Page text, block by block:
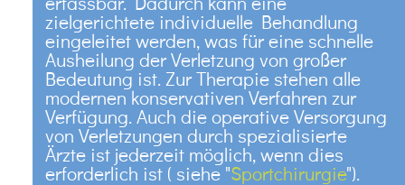
erfassbar. Dadurch kann eine
zielgerichtete individuelle Behandlung
eingeleitet werden, was für eine schnelle
Ausheilung der Verletzung von großer
Bedeutung ist. Zur Therapie stehen alle
modernen konservativen Verfahren zur
Verfügung. Auch die operative Versorgung
von Verletzungen durch spezialisierte
Ärzte ist jederzeit möglich, wenn dies
erforderlich ist ( siehe "Sportchirurgie").